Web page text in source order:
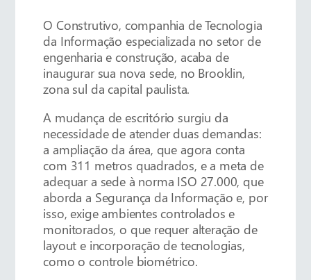
O Construtivo, companhia de Tecnologia
da Informação especializada no setor de
engenharia e construção, acaba de
inaugurar sua nova sede, no Brooklin,
zona sul da capital paulista.
A mudança de escritório surgiu da
necessidade de atender duas demandas:
a ampliação da área, que agora conta
com 311 metros quadrados, e a meta de
adequar a sede à norma ISO 27.000, que
aborda a Segurança da Informação e, por
isso, exige ambientes controlados e
monitorados, o que requer alteração de
layout e incorporação de tecnologias,
como o controle biométrico.